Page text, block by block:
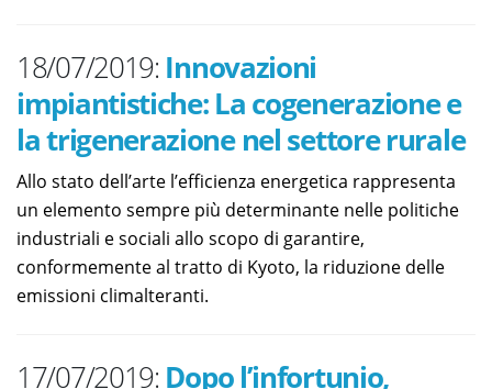
18/07/2019: Innovazioni
impiantistiche: La cogenerazione e
la trigenerazione nel settore rurale
Allo stato dell’arte l’efficienza energetica rappresenta
un elemento sempre più determinante nelle politiche
industriali e sociali allo scopo di garantire,
conformemente al tratto di Kyoto, la riduzione delle
emissioni climalteranti.
17/07/2019: Dopo l’infortunio,